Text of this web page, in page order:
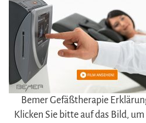
Bemer Gefäßtherapie
Klicken Sie bitte auf das Bild, um